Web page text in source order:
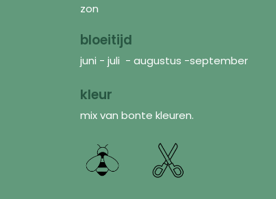
zon
bloeitijd
juni - juli - augustus -september
kleur
mix van bonte kleuren.